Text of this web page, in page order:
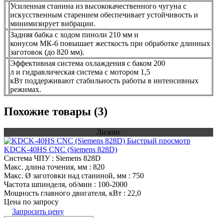
Усиленная станина из высококачественного чугуна с
искусственным старением обеспечивает устойчивость и
минимизирует вибрации.
Задняя бабка с ходом пиноли 210 мм и
конусом МК-6 повышает жесткость при обработке длинных
заготовок (до 820 мм).
Эффективная система охлаждения с баком 200
л и гидравлическая система с мотором 1,5
кВт поддерживают стабильность работы в интенсивных
режимах.
Похожие товары (3)
Лизинг
Быстрый просмотр
KDCK-40HS CNC (Siemens 828D)
Система ЧПУ: Siemens 828D
Макс. длина точения, мм : 820
Макс. Ø заготовки над станиной, мм : 750
Частота шпинделя, об/мин : 100-2000
Мощность главного двигателя, кВт : 22,0
Цена по запросу
Запросить цену